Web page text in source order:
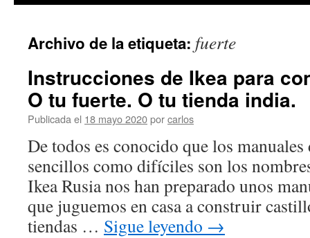
Archivo de la etiqueta: fuerte
Instrucciones de Ikea para
O tu fuerte. O tu tienda india.
Publicada el 18 mayo 2020porcarlos
De todos es conocido que los manuales
sencillos como difíciles son los
Ikea Rusia nos han preparado unos
que juguemos en casa a construir
tiendas … Sigue leyendo →